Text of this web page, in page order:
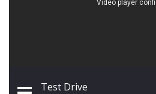
Test Drive